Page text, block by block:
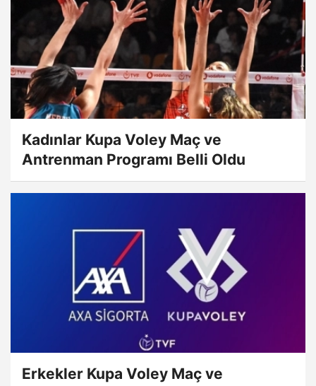
Kadınlar Kupa Voley Maç ve
Antrenman Programı Belli Oldu
Erkekler Kupa Voley Maç ve